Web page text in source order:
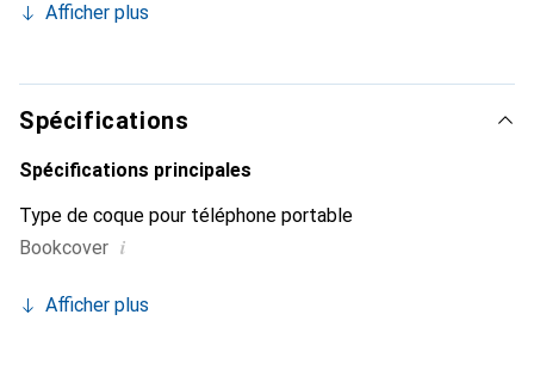
accessoire chic et indispensable pour votre smartphone.
qualité, la marque Noreve est un choix fiable pour une
clientèle exigeante.
Afficher plus
Spécifications
Spécifications principales
Type de coque pour téléphone portable
Bookcover i
Afficher plus